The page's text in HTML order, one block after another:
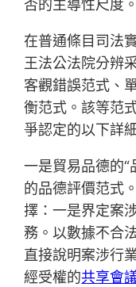
否的主導性尺度。
在普通條目司法
王法公法院分辨
客觀錯誤范式、
衡范式。該等范
爭認定的以下詳
一是貿易品德的“
的品德評價范式
擇：一是界定案
務。以數據不合
直接說明案涉行
經受權的共享會